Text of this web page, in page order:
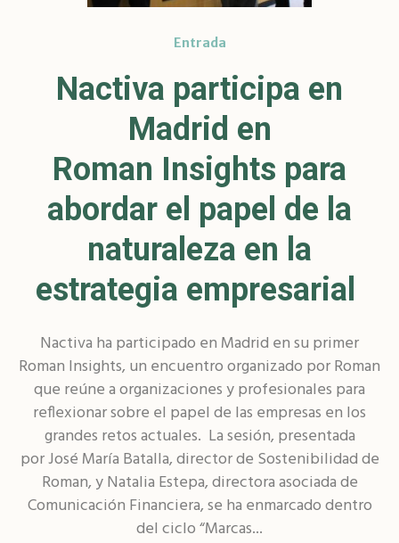
Entrada
Nactiva participa en
Madrid en
Roman Insights para
abordar el papel de la
naturaleza en la
estrategia empresarial
Nactiva ha participado en Madrid en su primer
Roman Insights, un encuentro organizado por Roman
que reúne a organizaciones y profesionales para
reflexionar sobre el papel de las empresas en los
grandes retos actuales. La sesión, presentada
por José María Batalla, director de Sostenibilidad de
Roman, y Natalia Estepa, directora asociada de
Comunicación Financiera, se ha enmarcado dentro
del ciclo “Marcas...